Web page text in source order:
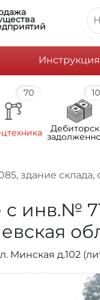
Инструкция
70 10
здание склада,
инв.№
Минская д.102